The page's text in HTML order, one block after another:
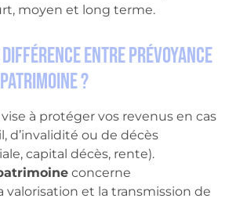
moyen et long terme.
entre prévoyance
?
vise à protéger vos revenus en cas
d’invalidité ou de décès
capital décès, rente).
concerne
valorisation et la transmission de